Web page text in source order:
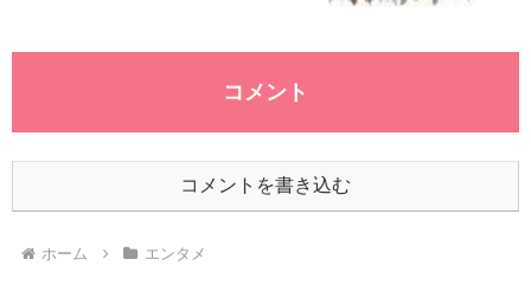
コメント
コメントを書き込む
ホーム エンタメ